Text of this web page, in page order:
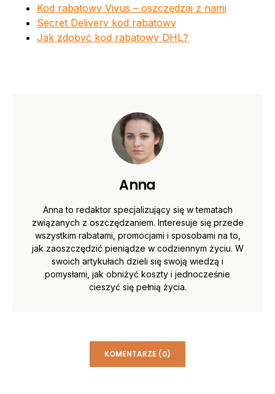
Kod rabatowy Vivus – oszczędzaj z nami
Secret Delivery kod rabatowy
Jak zdobyć kod rabatowy DHL?
Anna
Anna to redaktor specjalizujący się w tematach
związanych z oszczędzaniem. Interesuje się przede
wszystkim rabatami, promocjami i sposobami na to,
jak zaoszczędzić pieniądze w codziennym życiu. W
swoich artykułach dzieli się swoją wiedzą i
pomysłami, jak obniżyć koszty i jednocześnie
cieszyć się pełnią życia.
KOMENTARZE (0)